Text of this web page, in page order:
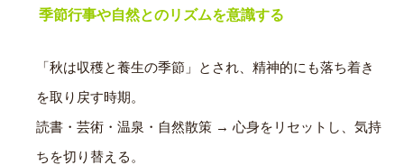
季節行事や自然とのリズムを意識する
「秋は収穫と養生の季節」とされ、精神的にも落ち着き
を取り戻す時期。
読書・芸術・温泉・自然散策 → 心身をリセットし、気持
ちを切り替える。